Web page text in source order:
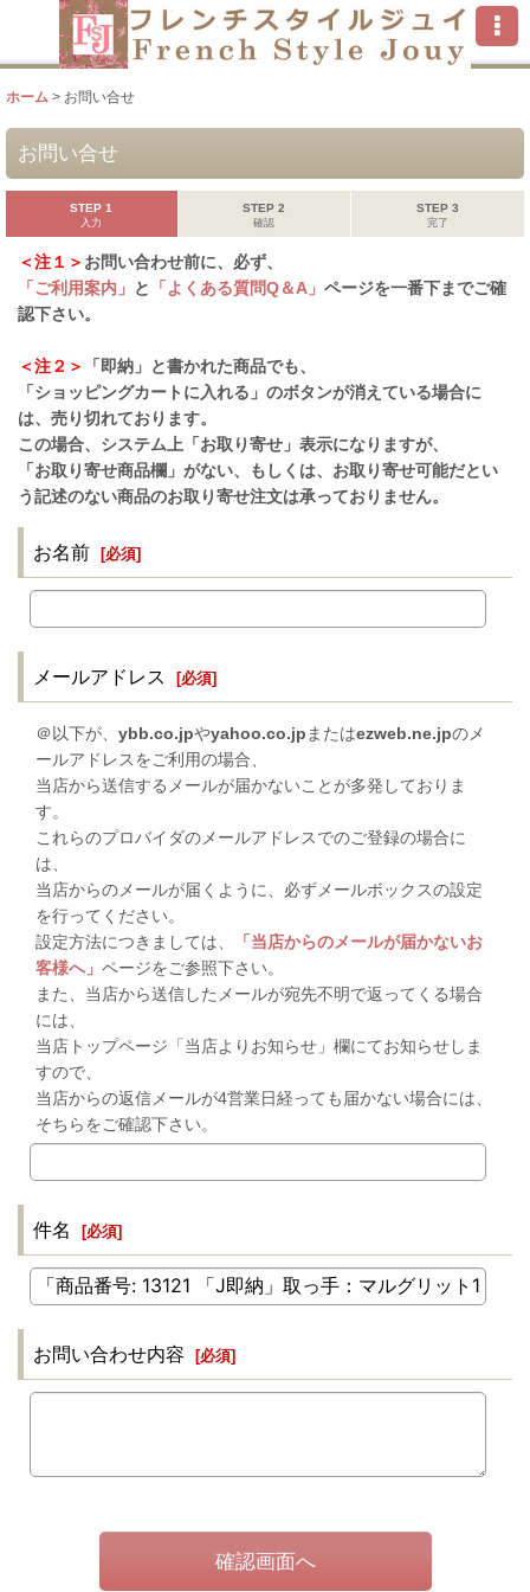
ホーム > お問い合せ
お問い合せ
STEP 1
入力
STEP 2
確認
STEP 3
完了
＜注１＞ お問い合わせ前に、必ず、
「ご利用案内」 と 「よくある質問Q＆A」 ページを一番下までご確
認下さい。
＜注２＞
「即納」と書かれた商品でも、
「ショッピングカートに入れる」のボタンが消えている場合に
は、売り切れております。
この場合、システム上「お取り寄せ」表示になりますが、
「お取り寄せ商品欄」がない、もしくは、お取り寄せ可能だとい
う記述のない商品のお取り寄せ注文は承っておりません。
お名前 [必須]
メールアドレス [必須]
＠以下が、 ybb.co.jpやyahoo.co.jp またはezweb.ne.jpのメ
ールアドレスをご利用の場合、
当店から送信するメールが届かないことが多発しておりま
す。
これらのプロバイダのメールアドレスでのご登録の場合に
は、
当店からのメールが届くように、必ずメールボックスの設定
を行ってください。
設定方法につきましては、
「当店からのメールが届かないお
客様へ」 ページをご参照下さい。
また、当店から送信したメールが宛先不明で返ってくる場合
には、
当店トップページ「当店よりお知らせ」欄にてお知らせしま
すので、
当店からの返信メールが4営業日経っても届かない場合には、
そちらをご確認下さい。
件名 [必須]
お問い合わせ内容 [必須]
確認画面へ